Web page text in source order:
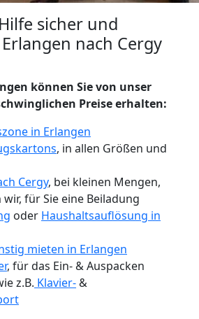
sicher und
nach Cergy
können Sie von unser
Preise erhalten:
in Erlangen
, in allen Größen und
Cergy, bei kleinen Mengen,
für Sie eine Beiladung
oder Haushaltsauflösung in
mieten in Erlangen
, für das Ein- & Auspacken
z.B. Klavier-&